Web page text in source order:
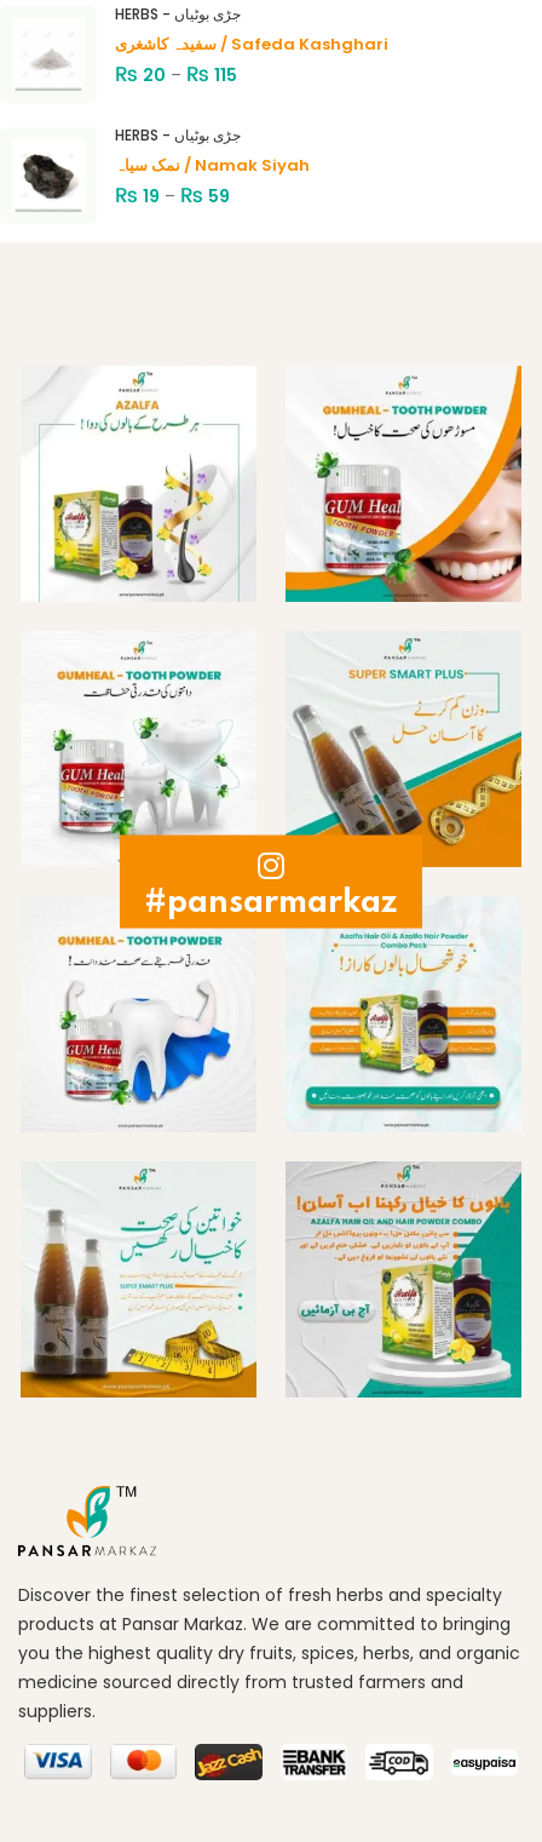
of 5
HERBS - جڑی بوٹیاں
سفیدہ کاشغری / Safeda Kashghari
₨ 20 – ₨ 115
HERBS - جڑی بوٹیاں
نمک سیاہ / Namak Siyah
₨ 19 – ₨ 59
#pansarmarkaz
Discover the finest selection of fresh herbs and specialty
products at Pansar Markaz. We are committed to bringing
you the highest quality dry fruits, spices, herbs, and organic
medicine sourced directly from trusted farmers and
suppliers.